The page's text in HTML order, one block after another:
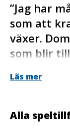
”Jag har
som att
växer.
som blir
och
komma
Läs mer
Alla